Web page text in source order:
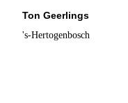
Ton Geerlings
's-Hertogenbosch